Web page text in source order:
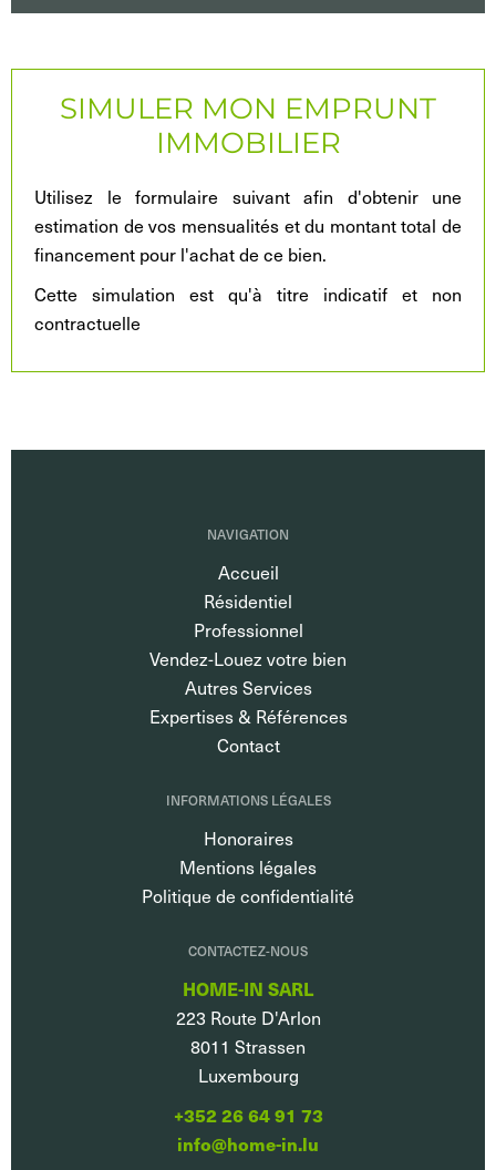
SIMULER MON EMPRUNT
IMMOBILIER
Utilisez le formulaire suivant afin d'obtenir une
estimation de vos mensualités et du montant total de
financement pour l'achat de ce bien.
Cette simulation est qu'à titre indicatif et non
contractuelle
NAVIGATION
Accueil
Résidentiel
Professionnel
Vendez-Louez votre bien
Autres Services
Expertises & Références
Contact
INFORMATIONS LÉGALES
Honoraires
Mentions légales
Politique de confidentialité
CONTACTEZ-NOUS
HOME-IN SARL
223 Route D'Arlon
8011 Strassen
Luxembourg
+352 26 64 91 73
info@home-in.lu